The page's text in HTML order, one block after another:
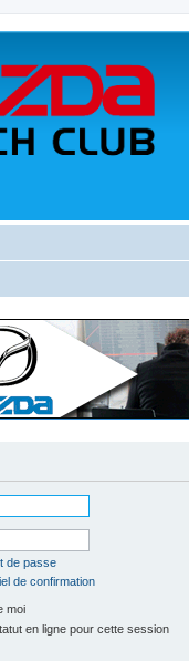
de passe
de confirmation
moi
en ligne pour cette session